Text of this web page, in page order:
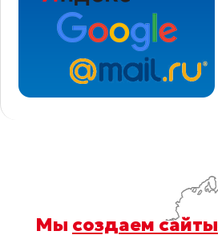
Мы создаем сайты